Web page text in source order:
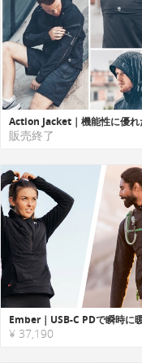
販売終了
¥ 37,190